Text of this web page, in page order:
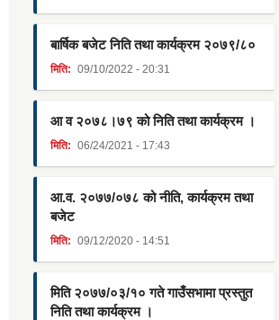
बार्षिक बजेट निति तथा कार्यक्रम २०७९/८०
मिति: 09/10/2022 - 20:31
आ व २०७८।७९ को निति तथा कार्यक्रम ।
मिति: 06/24/2021 - 17:43
आ.व. २०७७/०७८ को नीति, कार्यक्रम तथा
बजेट
मिति: 09/12/2020 - 14:51
मिति २०७७/०३/१० गते गाउँसभामा प्रस्तुत
निति तथा कार्यक्रम ।